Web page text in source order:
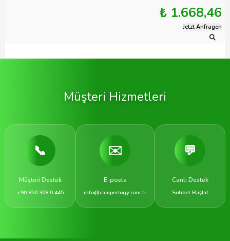
₺ 1.668,46
Jetzt Anfragen
Müşteri Hizmetleri
📞
Müşteri Destek
+90 850 308 0 445
✉️
E-posta
info@camperlogy.com.tr
💬
Canlı Destek
Sohbet Başlat